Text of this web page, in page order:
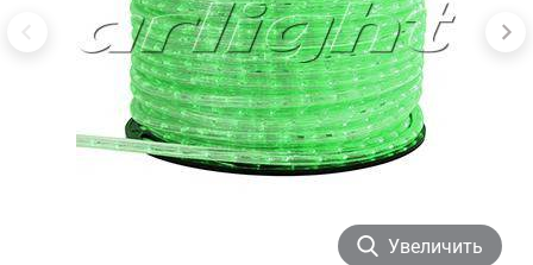
Увеличить